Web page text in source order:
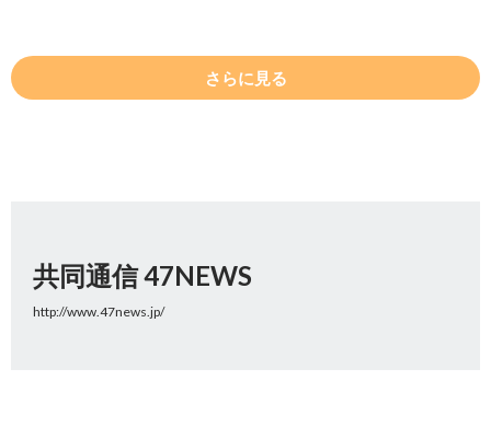
さらに見る
共同通信 47NEWS
http://www.47news.jp/